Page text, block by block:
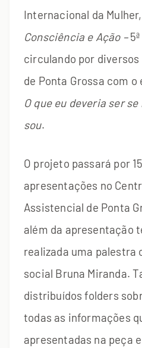
Internacional da
Consciência e Ação –5ª
circulando por
de Ponta Grossa com
O que eu deveria ser
sou.
O projeto passará por
apresentações no
Assistencial de Ponta
além da apresentação
realizada uma palestra
social Bruna Miranda.
distribuídos folders
todas as informações
apresentadas na peça